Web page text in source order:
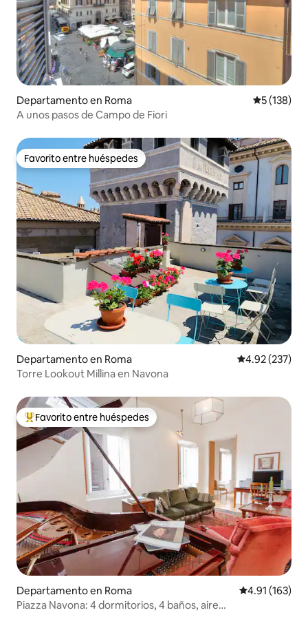
Departamento en Roma
5 (138)
A unos pasos de Campo de Fiori
Favorito entre huéspedes
Favorito entre huéspedes
Departamento en Roma Calificación
4.92 (237)
Torre Lookout Millina en Navona
De los mejores en Favorito entre huéspedes
Favorito entre huéspedes
Departamento en Roma Calificación
4.91 (163)
Piazza Navona: 4 dormitorios, 4 baños, aire